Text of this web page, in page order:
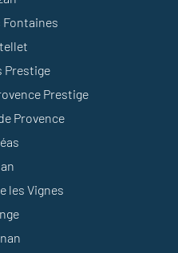
Fontaines
Prestige
Prestige
Provence
les Vignes